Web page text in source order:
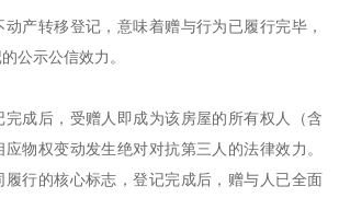
产转移登记，意味着赠与行为已履行完毕，
公示公信效力。
完成后，受赠人即成为该房屋的所有权人（含
物权变动发生绝对对抗第三人的法律效力。
履行的核心标志，登记完成后，赠与人已全面